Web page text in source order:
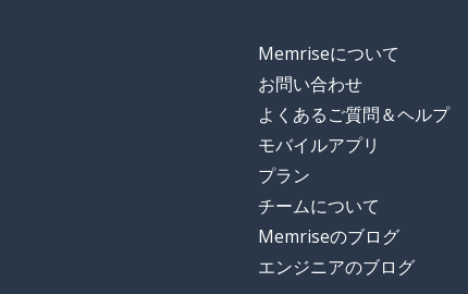
Memriseについて
お問い合わせ
よくあるご質問＆ヘルプ
モバイルアプリ
プラン
チームについて
Memriseのブログ
エンジニアのブログ